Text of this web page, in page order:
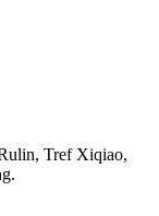
Tref Xiqiao,